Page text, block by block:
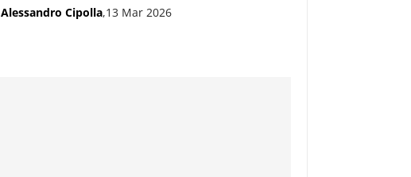
Alessandro Cipolla,13 Mar 2026